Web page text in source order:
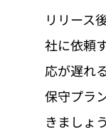
リリース
社に依頼
応が遅れ
保守プラ
きましょう